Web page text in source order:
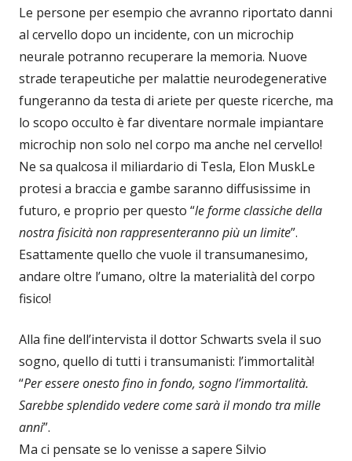
Le persone per esempio che avranno riportato danni
al cervello dopo un incidente, con un microchip
neurale potranno recuperare la memoria. Nuove
strade terapeutiche per malattie neurodegenerative
fungeranno da testa di ariete per queste ricerche, ma
lo scopo occulto è far diventare normale impiantare
microchip non solo nel corpo ma anche nel cervello!
Ne sa qualcosa il miliardario di Tesla, Elon MuskLe
protesi a braccia e gambe saranno diffusissime in
futuro, e proprio per questo “le forme classiche della
nostra fisicità non rappresenteranno più un limite”.
Esattamente quello che vuole il transumanesimo,
andare oltre l’umano, oltre la materialità del corpo
fisico!
Alla fine dell’intervista il dottor Schwarts svela il suo
sogno, quello di tutti i transumanisti: l’immortalità!
“Per essere onesto fino in fondo, sogno l’immortalità.
Sarebbe splendido vedere come sarà il mondo tra mille
anni”.
Ma ci pensate se lo venisse a sapere Silvio